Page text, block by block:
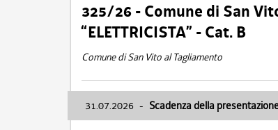
325/26 - Comune di San
“ELETTRICISTA” - Cat. B
Comune di San Vito al Tagliamento
31.07.2026 - Scadenza della